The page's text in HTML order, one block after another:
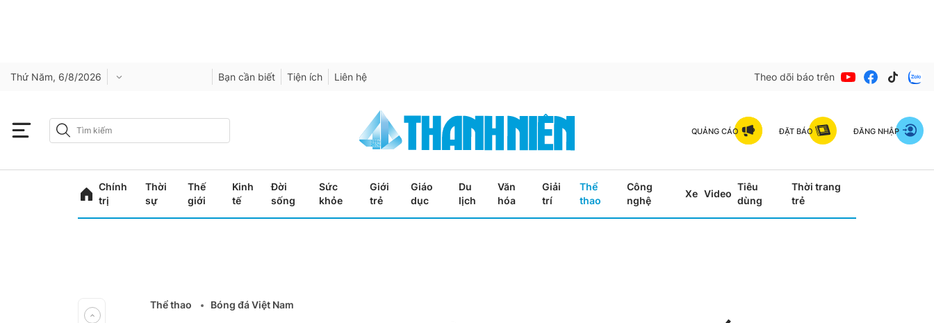
Thứ Năm, 6/8/2026 Bạn cần biết Tiện ích Liên hệ Theo dõi báo trên
QUẢNG CÁO ĐẶT BÁO ĐĂNG NHẬP
Chính
trị
Thời
sự
Thế
giới
Kinh
tế
Đời
sống
Sức
khỏe
Giới
trẻ
Giáo
dục
Du
lịch
Văn
hóa
Giải
trí
Thể
thao
Công
nghệ
Xe Video
Tiêu
dùng
Thời trang
trẻ
Thể thao Bóng đá Việt Nam